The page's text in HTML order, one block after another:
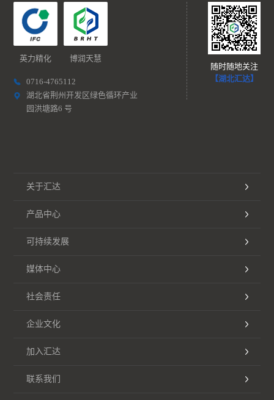
英力精化 博润天慧
0716-4765112
湖北省荆州开发区绿色循环产业
园洪塘路6 号
随时随地关注
【湖北汇达】
关于汇达
产品中心
可持续发展
媒体中心
社会责任
企业文化
加入汇达
联系我们